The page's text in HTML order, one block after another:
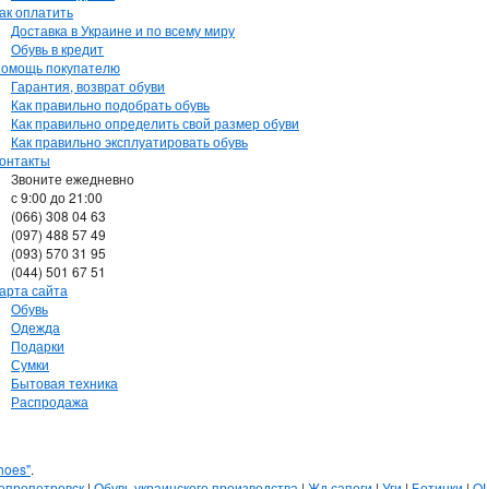
оплатить
Доставка в Украине и по всему миру
Обувь в кредит
покупателю
Гарантия, возврат обуви
Как правильно подобрать обувь
Как правильно определить свой размер обуви
Как правильно эксплуатировать обувь
Звоните ежедневно
с 9:00 до 21:00
(066) 308 04 63
(097) 488 57 49
(093) 570 31 95
(044) 501 67 51
сайта
Обувь
Одежда
Подарки
Сумки
Бытовая техника
Распродажа
.